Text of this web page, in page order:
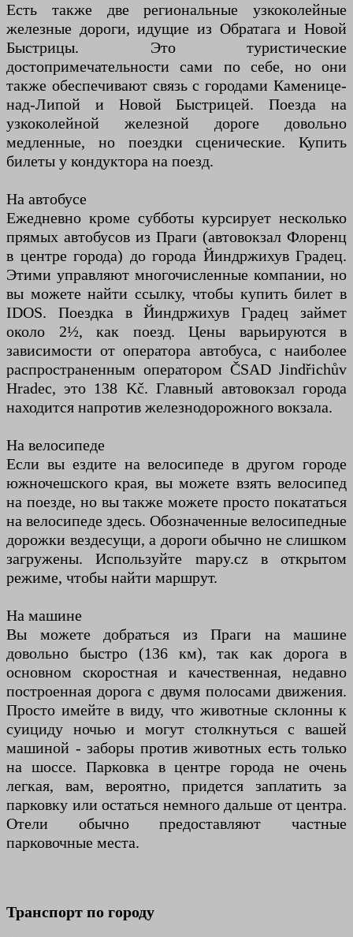
Есть также две региональные узкоколейные
железные дороги, идущие из Обратага и Новой
Быстрицы. Это туристические
достопримечательности сами по себе, но они
также обеспечивают связь с городами Каменице-
над-Липой и Новой Быстрицей. Поезда на
узкоколейной железной дороге довольно
медленные, но поездки сценические. Купить
билеты у кондуктора на поезд.
На автобусе
Ежедневно кроме субботы курсирует несколько
прямых автобусов из Праги (автовокзал Флоренц
в центре города) до города Йиндржихув Градец.
Этими управляют многочисленные компании, но
вы можете найти ссылку, чтобы купить билет в
IDOS. Поездка в Йиндржихув Градец займет
около 2½, как поезд. Цены варьируются в
зависимости от оператора автобуса, с наиболее
распространенным оператором ČSAD Jindřichův
Hradec, это 138 Kč. Главный автовокзал города
находится напротив железнодорожного вокзала.
На велосипеде
Если вы ездите на велосипеде в другом городе
южночешского края, вы можете взять велосипед
на поезде, но вы также можете просто покататься
на велосипеде здесь. Обозначенные велосипедные
дорожки вездесущи, а дороги обычно не слишком
загружены. Используйте mapy.cz в открытом
режиме, чтобы найти маршрут.
На машине
Вы можете добраться из Праги на машине
довольно быстро (136 км), так как дорога в
основном скоростная и качественная, недавно
построенная дорога с двумя полосами движения.
Просто имейте в виду, что животные склонны к
суициду ночью и могут столкнуться с вашей
машиной - заборы против животных есть только
на шоссе. Парковка в центре города не очень
легкая, вам, вероятно, придется заплатить за
парковку или остаться немного дальше от центра.
Отели обычно предоставляют частные
парковочные места.
Транспорт по городу